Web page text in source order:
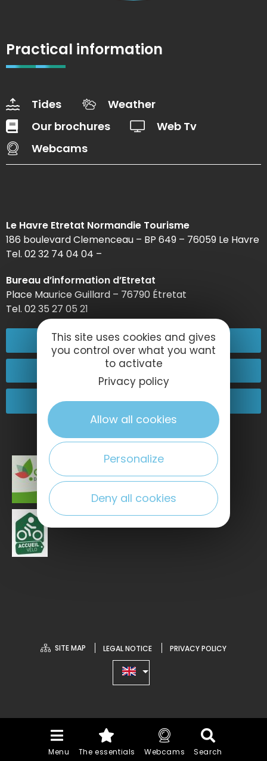
Menu The essentials Webcams Search
Practical information
Tides
Weather
Our brochures
Web Tv
Webcams
Le Havre Etretat Normandie Tourisme
186 boulevard Clemenceau – BP 649 – 76059 Le Havre
Tel. 02 32 74 04 04 –
Bureau d’information d’Etretat
Place Maurice Guillard – 76790 Étretat
Tel. 02 35 27 05 21
02 32 74 04 04
Contact-us
Come and see us!
SITE MAP LEGAL NOTICE PRIVACY POLICY
This site uses cookies and gives
you control over what you want
to activate
Privacy policy
Allow all cookies
Personalize
Deny all cookies